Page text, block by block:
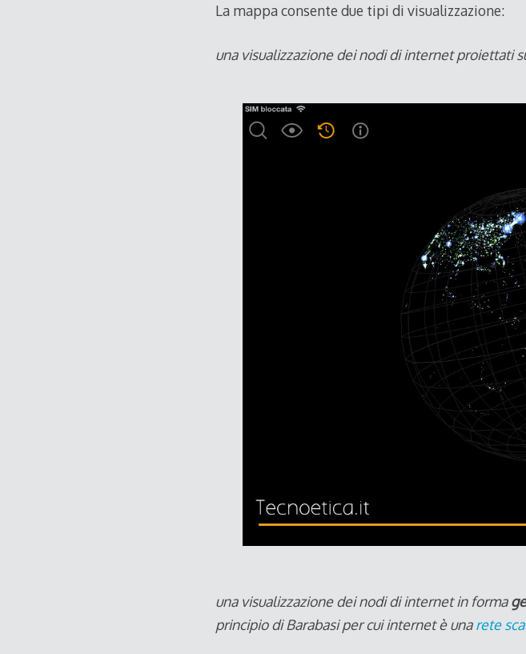
La mappa consente due tipi di visualizzazione:
una visualizzazione dei nodi di internet proiettati
una visualizzazione dei nodi di internet in forma
principio di Barabasi per cui internet è unarete